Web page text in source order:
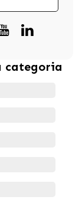
categoria